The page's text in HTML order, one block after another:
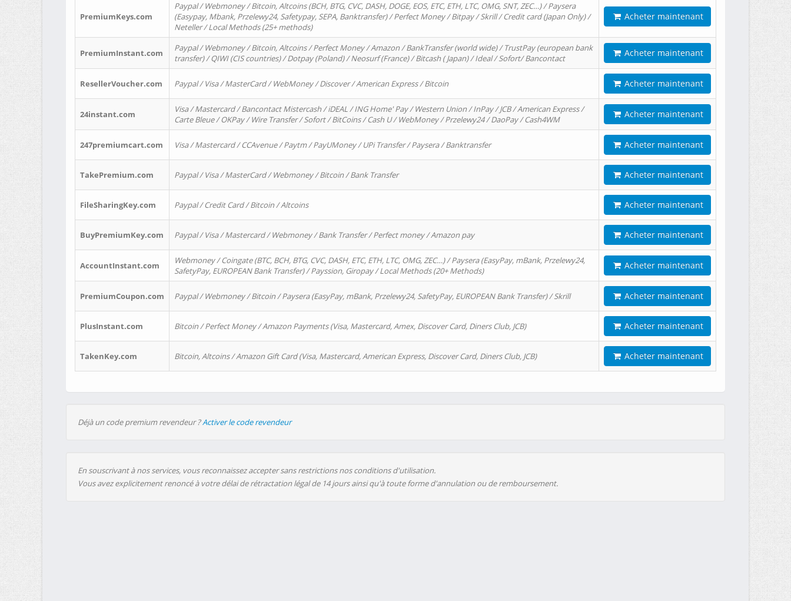
PremiumKeys.com
Paypal / Webmoney / Bitcoin, Altcoins (BCH, BTG, CVC, DASH, DOGE, EOS, ETC, ETH, LTC, OMG, SNT, ZEC…) / Paysera
(Easypay, Mbank, Przelewy24, Safetypay, SEPA, Banktransfer) / Perfect Money / Bitpay / Skrill / Credit card (Japan Only) /
Neteller / Local Methods (25+ methods)
Acheter maintenant
PremiumInstant.com
Paypal / Webmoney / Bitcoin, Altcoins / Perfect Money / Amazon / BankTransfer (world wide) / TrustPay (european bank
transfer) / QIWI (CIS countries) / Dotpay (Poland) / Neosurf (France) / Bitcash ( Japan) / Ideal / Sofort/ Bancontact
Acheter maintenant
ResellerVoucher.com Paypal / Visa / MasterCard / WebMoney / Discover / American Express / Bitcoin Acheter maintenant
24instant.com
Visa / Mastercard / Bancontact Mistercash / iDEAL / ING Home' Pay / Western Union / InPay / JCB / American Express /
Carte Bleue / OKPay / Wire Transfer / Sofort / BitCoins / Cash U / WebMoney / Przelewy24 / DaoPay / Cash4WM
Acheter maintenant
247premiumcart.com Visa / Mastercard / CCAvenue / Paytm / PayUMoney / UPi Transfer / Paysera / Banktransfer Acheter maintenant
TakePremium.com Paypal / Visa / MasterCard / Webmoney / Bitcoin / Bank Transfer Acheter maintenant
FileSharingKey.com Paypal / Credit Card / Bitcoin / Altcoins Acheter maintenant
BuyPremiumKey.com Paypal / Visa / Mastercard / Webmoney / Bank Transfer / Perfect money / Amazon pay Acheter maintenant
AccountInstant.com
Webmoney / Coingate (BTC, BCH, BTG, CVC, DASH, ETC, ETH, LTC, OMG, ZEC…) / Paysera (EasyPay, mBank, Przelewy24,
SafetyPay, EUROPEAN Bank Transfer) / Payssion, Giropay / Local Methods (20+ Methods)
Acheter maintenant
PremiumCoupon.com Paypal / Webmoney / Bitcoin / Paysera (EasyPay, mBank, Przelewy24, SafetyPay, EUROPEAN Bank Transfer) / Skrill Acheter maintenant
PlusInstant.com Bitcoin / Perfect Money / Amazon Payments (Visa, Mastercard, Amex, Discover Card, Diners Club, JCB) Acheter maintenant
TakenKey.com Bitcoin, Altcoins / Amazon Gift Card (Visa, Mastercard, American Express, Discover Card, Diners Club, JCB) Acheter maintenant
Déjà un code premium revendeur ?Activer le code revendeur
En souscrivant à nos services, vous reconnaissez accepter sans restrictions nos conditions d'utilisation.
Vous avez explicitement renoncé à votre délai de rétractation légal de 14 jours ainsi qu'à toute forme d'annulation ou de remboursement.